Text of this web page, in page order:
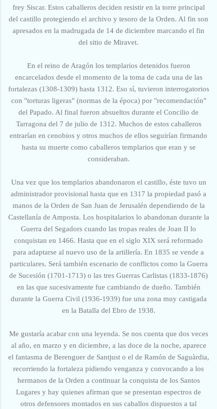
frey Siscar. Estos caballeros deciden resistir en la torre principal
del castillo protegiendo el archivo y tesoro de la Orden. Al fin son
apresados en la madrugada de 14 de diciembre marcando el fin
del sitio de Miravet.
En el reino de Aragón los templarios detenidos fueron
encarcelados desde el momento de la toma de cada una de las
fortalezas (1308-1309) hasta 1312. Eso sí, tuvieron interrogatorios
con "torturas ligeras" (normas de la época) por "recomendación"
del Papado. Al final fueron absueltos durante el Concilio de
Tarragona del 7 de julio de 1312. Muchos de estos caballeros
entrarían en cenobios y otros muchos de ellos seguirían firmando
hasta su muerte como caballeros templarios que eran y se
consideraban.
Una vez que los templarios abandonaron el castillo, éste tuvo un
administrador provisional hasta que en 1317 la propiedad pasó a
manos de la Orden de San Juan de Jerusalén dependiendo de la
Castellanía de Amposta. Los hospitalarios lo abandonan durante la
Guerra del Segadors cuando las tropas reales de Joan II lo
conquistan en 1466. Hasta que en el siglo XIX será reformado
para adaptarse al nuevo uso de la artillería. En 1835 se vende a
particulares. Será también escenario de conflictos como la Guerra
de Sucesión (1701-1713) o las tres Guerras Carlistas (1833-1876)
en las que sucesivamente fue cambiando de dueño. También
durante la Guerra Civil (1936-1939) fue una zona muy castigada
en la Batalla del Ebro de 1938.
Me gustaría acabar con una leyenda. Se nos cuenta que dos veces
al año, en marzo y en diciembre, a las doce de la noche, aparece
el fantasma de Berenguer de Santjust o el de Ramón de Saguàrdia,
recorriendo la fortaleza pidiendo venganza y convocando a los
hermanos de la Orden a continuar la conquista de los Santos
Lugares y hay quienes afirman que se presentan espectros de
otros defensores montados en sus caballos dispuestos a tal